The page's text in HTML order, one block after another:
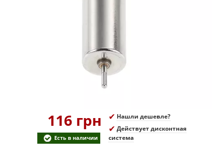
116 грн
Есть в наличии
Нашли дешевле?
Действует дисконтная
система